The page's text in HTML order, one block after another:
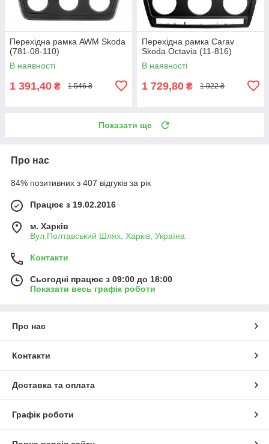
Перехідна рамка AWM Skoda
(781-08-110)
В наявності
1 391,40 ₴ 1 546 ₴
Перехідна рамка Carav
Skoda Octavia (11-816)
В наявності
1 729,80 ₴ 1 922 ₴
Показати ще
Про нас
84% позитивних з 407 відгуків за рік
Працює з 19.02.2016
м. Харків
Вул.Полтавський Шлях, Харків, Україна
Контакти
Сьогодні працює з 09:00 до 18:00
Показати весь графік роботи
Про нас
Контакти
Доставка та оплата
Графік роботи